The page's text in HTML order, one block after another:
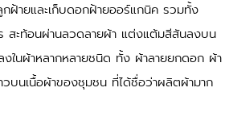
ฝ้ายและเก็บดอกฝ้ายออร์แกนิค รวมทั้ง
ร สะท้อนผ่านลวดลายผ้า แต่งแต้มสีสันลงบน
ในผ้าหลากหลายชนิด ทั้ง ผ้าลายยกดอก ผ้า
นเนื้อผ้าของชุมชน ที่ได้ชื่อว่าผลิตผ้ามาก